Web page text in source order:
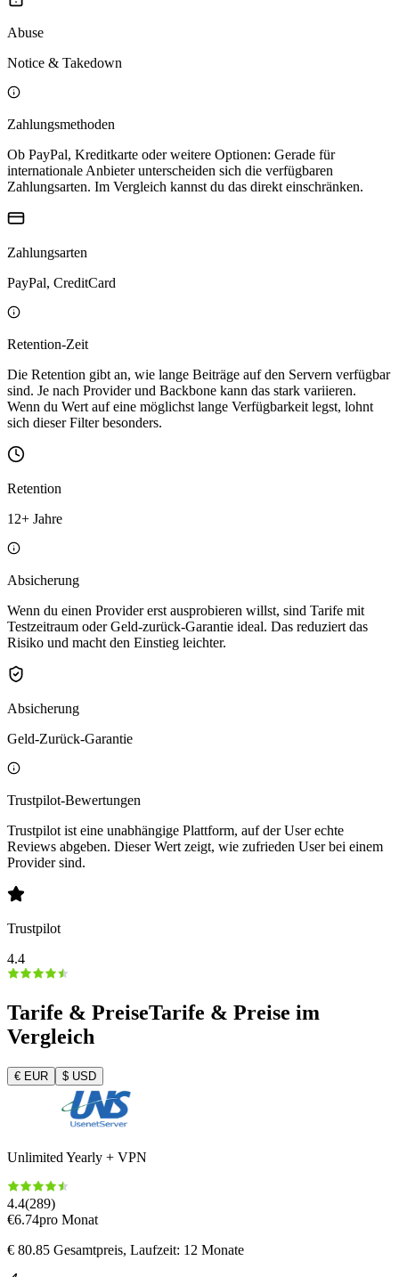
Abuse
Notice & Takedown
Zahlungsmethoden
Ob PayPal, Kreditkarte oder weitere Optionen: Gerade für
internationale Anbieter unterscheiden sich die verfügbaren
Zahlungsarten. Im Vergleich kannst du das direkt einschränken.
Zahlungsarten
PayPal, CreditCard
Retention-Zeit
Die Retention gibt an, wie lange Beiträge auf den Servern verfügbar
sind. Je nach Provider und Backbone kann das stark variieren.
Wenn du Wert auf eine möglichst lange Verfügbarkeit legst, lohnt
sich dieser Filter besonders.
Retention
12+ Jahre
Absicherung
Wenn du einen Provider erst ausprobieren willst, sind Tarife mit
Testzeitraum oder Geld-zurück-Garantie ideal. Das reduziert das
Risiko und macht den Einstieg leichter.
Absicherung
Geld-Zurück-Garantie
Trustpilot-Bewertungen
Trustpilot ist eine unabhängige Plattform, auf der User echte
Reviews abgeben. Dieser Wert zeigt, wie zufrieden User bei einem
Provider sind.
Trustpilot
4.4
Tarife & PreiseTarife & Preise im
Vergleich
€ EUR $ USD
Unlimited Yearly + VPN
4.4(289)
€6.74pro Monat
€ 80.85 Gesamtpreis, Laufzeit: 12 Monate